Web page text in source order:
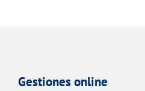
Gestiones online